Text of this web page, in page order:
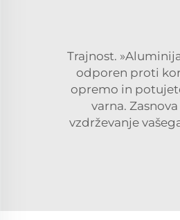
Trajnost.
odporen proti
opremo in
varna.
vzdrževanje